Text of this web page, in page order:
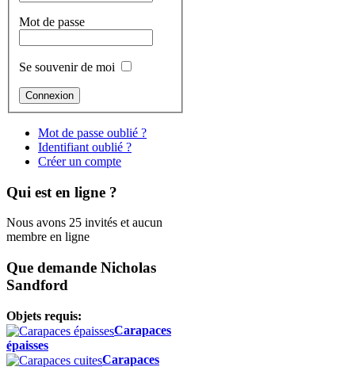
Mot de passe
Se souvenir de moi
Mot de passe oublié ?
Identifiant oublié ?
Créer un compte
Qui est en ligne ?
Nous avons 25 invités et aucun
membre en ligne
Que demande Nicholas
Sandford
Objets requis:
Carapaces
épaisses
Carapaces